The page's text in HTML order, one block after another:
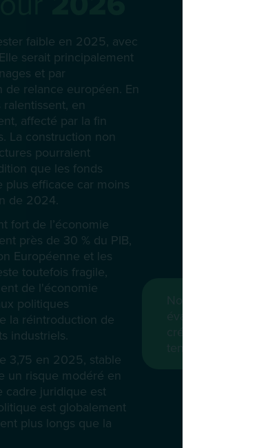
faible en 2025, avec
serait principalement
et par
de relance européen. En
en
affecté par la fin
La construction non
pourraient
que les fonds
efficace car moins
de 2024.
fort de l’économie
près de 30 % du PIB,
Européenne et les
toutefois fragile,
de l'économie
politiques
la réintroduction de
industriels.
3,75 en 2025, stable
un risque modéré en
cadre juridique est
est globalement
plus longs que la